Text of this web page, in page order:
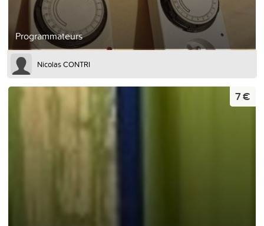
Programmateurs
Nicolas CONTRI
7 €